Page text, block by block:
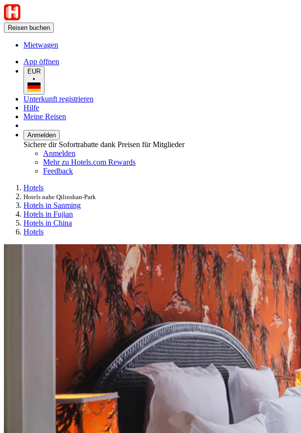
Reisen buchen
Mietwagen
App öffnen
EUR
•
Unterkunft registrieren
Hilfe
Meine Reisen
Anmelden
Sichere dir Sofortrabatte dank Preisen für Mitglieder
Anmelden
Mehr zu Hotels.com Rewards
Feedback
Hotels
Hotels nahe Qilinshan-Park
Hotels in Sanming
Hotels in Fujian
Hotels in China
Hotels